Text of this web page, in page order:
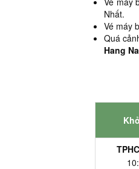
Nhất.
Vé máy
Quá
Hang